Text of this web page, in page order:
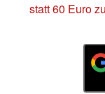
statt 60 Euro